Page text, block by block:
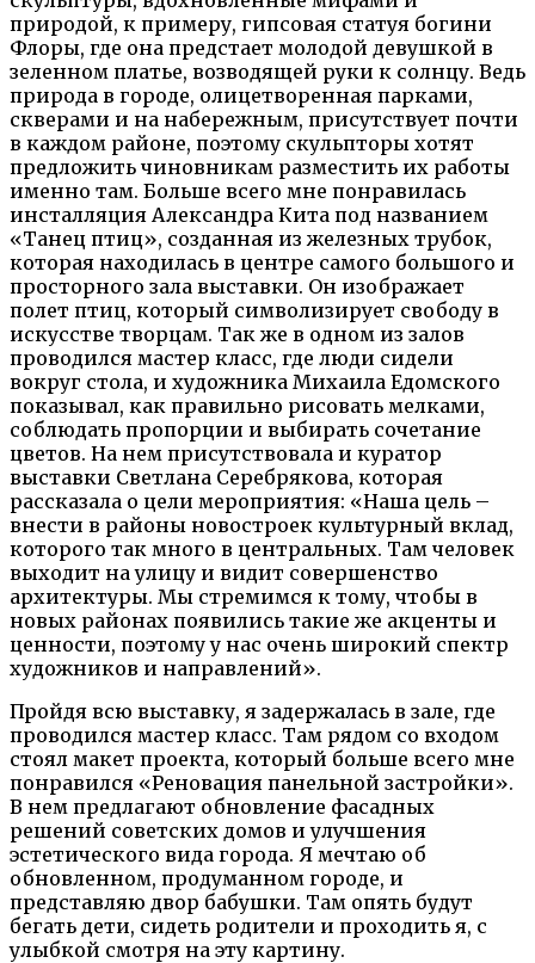
природой, к примеру, гипсовая статуя богини
Флоры, где она предстает молодой девушкой в
зеленном платье, возводящей руки к солнцу. Ведь
природа в городе, олицетворенная парками,
скверами и на набережным, присутствует почти
в каждом районе, поэтому скульпторы хотят
предложить чиновникам разместить их работы
именно там. Больше всего мне понравилась
инсталляция Александра Кита под названием
«Танец птиц», созданная из железных трубок,
которая находилась в центре самого большого и
просторного зала выставки. Он изображает
полет птиц, который символизирует свободу в
искусстве творцам. Так же в одном из залов
проводился мастер класс, где люди сидели
вокруг стола, и художника Михаила Едомского
показывал, как правильно рисовать мелками,
соблюдать пропорции и выбирать сочетание
цветов. На нем присутствовала и куратор
выставки Светлана Серебрякова, которая
рассказала о цели мероприятия: «Наша цель –
внести в районы новостроек культурный вклад,
которого так много в центральных. Там человек
выходит на улицу и видит совершенство
архитектуры. Мы стремимся к тому, чтобы в
новых районах появились такие же акценты и
ценности, поэтому у нас очень широкий спектр
художников и направлений».
Пройдя всю выставку, я задержалась в зале, где
проводился мастер класс. Там рядом со входом
стоял макет проекта, который больше всего мне
понравился «Реновация панельной застройки».
В нем предлагают обновление фасадных
решений советских домов и улучшения
эстетического вида города. Я мечтаю об
обновленном, продуманном городе, и
представляю двор бабушки. Там опять будут
бегать дети, сидеть родители и проходить я, с
улыбкой смотря на эту картину.